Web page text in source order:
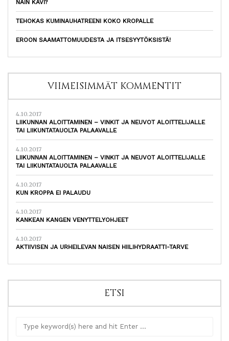
NÄIN KÄVI?
TEHOKAS KUMINAUHATREENI KOKO KROPALLE
EROON SAAMATTOMUUDESTA JA ITSESYYTÖKSISTÄ!
VIIMEISIMMÄT KOMMENTIT
4.10.2017
LIIKUNNAN ALOITTAMINEN – VINKIT JA NEUVOT ALOITTELIJALLE
TAI LIIKUNTATAUOLTA PALAAVALLE
4.10.2017
LIIKUNNAN ALOITTAMINEN – VINKIT JA NEUVOT ALOITTELIJALLE
TAI LIIKUNTATAUOLTA PALAAVALLE
4.10.2017
KUN KROPPA EI PALAUDU
4.10.2017
KANKEAN KANGEN VENYTTELYOHJEET
4.10.2017
AKTIIVISEN JA URHEILEVAN NAISEN HIILIHYDRAATTI-TARVE
ETSI